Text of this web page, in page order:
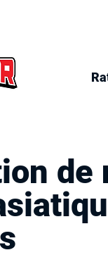
de